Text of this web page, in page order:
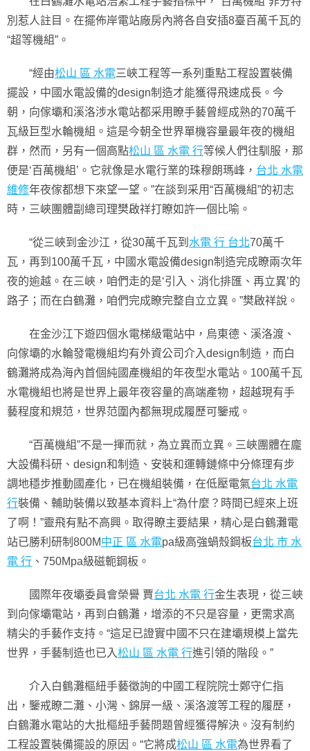
別惹人註目。在擺佈岸電站廠房內將各自安插8臺百萬千瓦的
“超等機組”。
“經由松山 區 水電三峽工程等一系列重點工程設置裝備
擺設，中國水電設備的design制造才能獲得飛速成長。今
朝，向傢壩和溪洛涉水電站都采用瞭手藝曾經成熟的70萬千
瓦級巨型水輪機組。這是今朝全世界單機容量最年夜的機組
群，然而，另有一個高點松山 區 水電 行等候人們往馴服，那
便是‘百萬機組’。它就像是水電行業的珠穆朗瑪峰， 台北 水電
維修年夜傢都想下來望一望。”在談到采用“百萬機組”的初志
時，三峽團體副總司理樊啟祥打瞭如許一個比喻。
“從三峽到金沙江，從30萬千瓦到 水電 行 台北70萬千
瓦，再到100萬千瓦，中國水電設備design制造完成瞭兩次年
夜的逾越。在三峽，咱們走的是‘引入、消化排匯、再立異’的
路子；而在白鶴灘，咱們完成瞭完整自立立異。”樊啟祥說。
在金沙江下遊四個水電梯級電站中，烏東德、溪洛渡、
向傢壩的水輪發電機組均有外資公司介入design制造，而白
鶴灘將成為海內首個純國產機組的年夜型水電站。100萬千瓦
水電機組也將是世界上最年夜容量的高端產物，超越現有手
藝程度和規范，世界范圍內都無現成履歷可鑒戒。
“百萬機組”不是一揮而就，為立異而立異。三峽團體在龐
大設備科研、design和制造、安裝和運轉鏈條中分條理有步
調地穩步推動國產化，已在機組裝備，在低壓電氣台北 水電
行裝備、輔助裝備以致基本資料上“為什麼？時間已經來上班
了啊！”靈飛有點不高興。取得瞭主要結果，精心是白鶴灘電
站已勝利研制800M中正 區 水電pa級高強蝸殼鋼板台北 市 水
電 行 、750Mpa級磁軛鋼板。
國際年夜壩委員會榮譽 賈台北 水電 行金生表現，從三峽
到向傢壩電站，再到白鶴灘，增添的不只是容量，更需求高
精尖的手藝作支持。“這足已證實中國不只在建壩規模上當先
世界，手藝制造也已入松山 區 水電 行進引領的階段。”
介入白鶴灘樞紐手藝徵詢的中國工程院院士鄭守仁指
出，鑒戒瞭二灘、小灣、錦屏一級、溪洛渡等工程的履歷，
白鶴灘水電站的大批樞紐手藝問題曾經獲得解決。沒有制約
工程設置裝備擺設的原因。“它將成松山 區 水電為世界看了